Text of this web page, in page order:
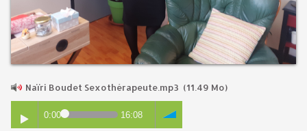
Naïri Boudet Sexothérapeute.mp3 (11.49 Mo)
0:00 16:08